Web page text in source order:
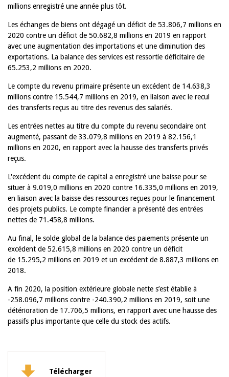
millions enregistré une année plus tôt.
Les échanges de biens ont dégagé un déficit de 53.806,7 millions en
2020 contre un déficit de 50.682,8 millions en 2019 en rapport
avec une augmentation des importations et une diminution des
exportations. La balance des services est ressortie déficitaire de
65.253,2 millions en 2020.
Le compte du revenu primaire présente un excédent de 14.638,3
millions contre 15.544,7 millions en 2019, en liaison avec le recul
des transferts reçus au titre des revenus des salariés.
Les entrées nettes au titre du compte du revenu secondaire ont
augmenté, passant de 33.079,8 millions en 2019 à 82.156,1
millions en 2020, en rapport avec la hausse des transferts privés
reçus.
L'excédent du compte de capital a enregistré une baisse pour se
situer à 9.019,0 millions en 2020 contre 16.335,0 millions en 2019,
en liaison avec la baisse des ressources reçues pour le financement
des projets publics. Le compte financier a présenté des entrées
nettes de 71.458,8 millions.
Au final, le solde global de la balance des paiements présente un
excédent de 52.615,8 millions en 2020 contre un déficit
de 15.295,2 millions en 2019 et un excédent de 8.887,3 millions en
2018.
A fin 2020, la position extérieure globale nette s’est établie à
-258.096,7 millions contre -240.390,2 millions en 2019, soit une
détérioration de 17.706,5 millions, en rapport avec une hausse des
passifs plus importante que celle du stock des actifs.
Télécharger